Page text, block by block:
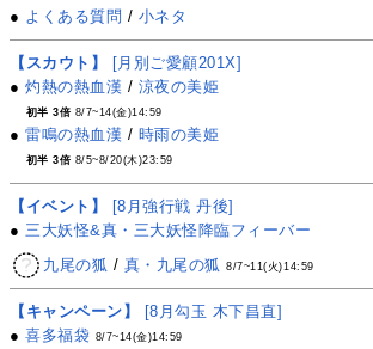
● よくある質問 / 小ネタ
【スカウト】
[月別ご愛顧201X]
●灼熱の熱血漢 / 涼夜の美姫
初半 3倍 8/7~14(金)14:59
●雷鳴の熱血漢 / 時雨の美姫
初半 3倍 8/5~8/20(木)23:59
【イベント】
[8月強行戦 丹後]
● 三大妖怪&真・三大妖怪降臨フィーバー
九尾の狐 / 真・九尾の狐 8/7~11(火)14:59
【キャンペーン】
[8月勾玉 木下昌直]
●喜多福袋 8/7~14(金)14:59